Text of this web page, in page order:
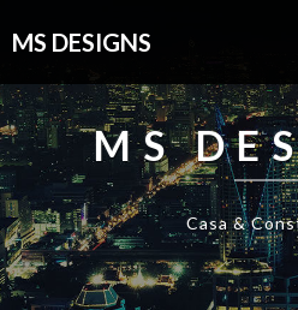
MS DESIGNS
MS
Casa &